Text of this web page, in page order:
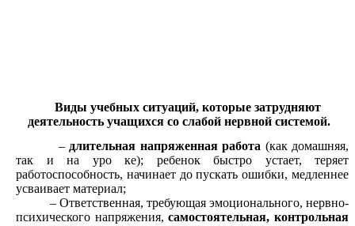
Виды учебных ситуаций, которые затрудняют
деятельность учащихся со слабой нервной системой.
– длительная напряженная работа (как домашняя,
так и на уро ке); ребенок быстро устает, теряет
работоспособность, начинает до пускать ошибки, медленнее
усваивает материал;
– Ответственная, требующая эмоционального, нервно-
психического напряжения,самостоятельная, контрольная